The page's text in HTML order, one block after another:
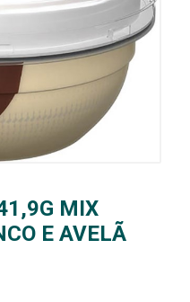
MIX
E AVELÃ